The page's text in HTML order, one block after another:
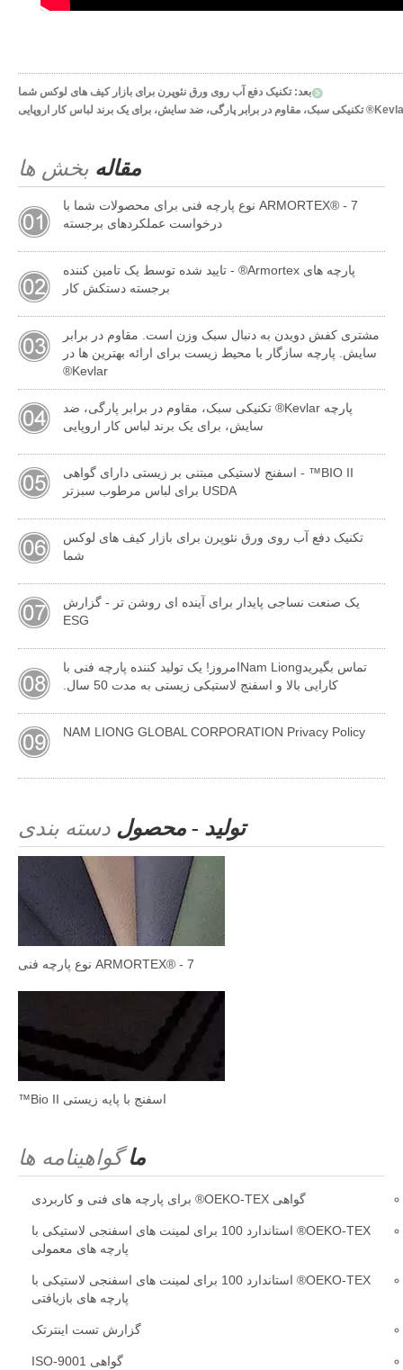
بعد: تکنیک دفع آب روی ورق نئوپرن برای بازار کیف های لوکس شما
مقاله بخش ها
ARMORTEX® - 7 نوع پارچه فنی برای محصولات شما با
درخواست عملکردهای برجسته
پارچه های Armortex® - تایید شده توسط یک تامین کننده
برجسته دستکش کار
مشتری کفش دویدن به دنبال سبک وزن است. مقاوم در برابر
سایش. پارچه سازگار با محیط زیست برای ارائه بهترین ها در
Kevlar®
پارچه Kevlar® تکنیکی سبک، مقاوم در برابر پارگی، ضد
سایش، برای یک برند لباس کار اروپایی
BIO II™ - اسفنج لاستیکی مبتنی بر زیستی دارای گواهی
USDA برای لباس مرطوب سبزتر
تکنیک دفع آب روی ورق نئوپرن برای بازار کیف های لوکس
شما
یک صنعت نساجی پایدار برای آینده ای روشن تر - گزارش
ESG
تماس بگیریدNam Liongامروز! یک تولید کننده پارچه فنی با
کارایی بالا و اسفنج لاستیکی زیستی به مدت 50 سال.
NAM LIONG GLOBAL CORPORATION Privacy Policy
تولید - محصول دسته بندی
ARMORTEX® - 7 نوع پارچه فنی
اسفنج با پایه زیستی Bio II™
ماگواهینامه ها
گواهی OEKO-TEX® برای پارچه های فنی و کاربردی
OEKO-TEX® استاندارد 100 برای لمینت های اسفنجی لاستیکی با
پارچه های معمولی
OEKO-TEX® استاندارد 100 برای لمینت های اسفنجی لاستیکی با
پارچه های بازیافتی
گزارش تست اینترتک
گواهی ISO-9001